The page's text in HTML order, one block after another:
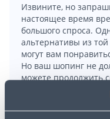
Извините, но
настоящее время
большого спроса.
альтернативы из
могут вам
Но ваш шопинг не
можете продолжить
функцию поиска,
варианты. Удачных